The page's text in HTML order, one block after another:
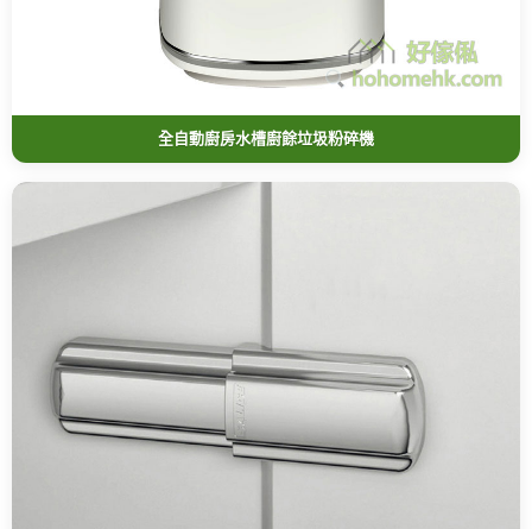
全自動廚房水槽廚餘垃圾粉碎機